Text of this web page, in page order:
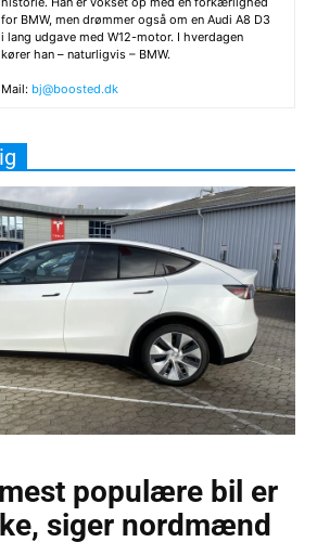
for BMW, men drømmer også om en Audi A8 D3
i lang udgave med W12-motor. I hverdagen
kører han – naturligvis – BMW.
Mail: bj@boosted.dk